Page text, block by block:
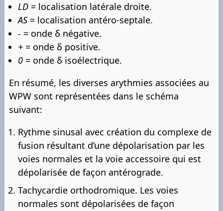
LD = localisation latérale droite.
AS= localisation antéro-septale.
- = onde δ négative.
+ = onde δ positive.
0 = onde δ isoélectrique.
En résumé, les diverses arythmies associées au
WPW sont représentées dans le schéma
suivant:
Rythme sinusal avec création du complexe de
fusion résultant d’une dépolarisation par les
voies normales et la voie accessoire qui est
dépolarisée de façon antérograde.
Tachycardie orthodromique. Les voies
normales sont dépolarisées de façon